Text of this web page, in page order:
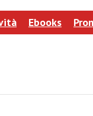
Ebooks